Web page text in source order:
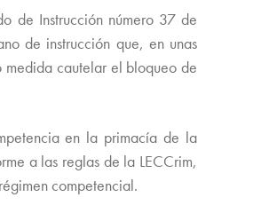
de Instrucción número 37 de
de instrucción que, en unas
cautelar el bloqueo de
en la primacía de la
a las reglas de la LECCrim,
competencial.